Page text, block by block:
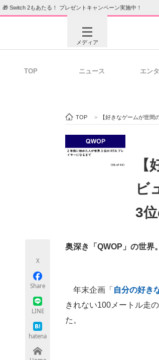
🎁 Switch 2もあたる！ プレゼントキャンペーン実施中！
メディア
ビジネスと働き方のヒント
ITエンジニア向け専門サイト
TOP ニュース エン
TOP > 【好きなゲームが世
ビ
3
X
Share
LINE
hatena
奥深き「QWOP」の世界。
年末企画「 自分の好き
きれない100メートル走
た。